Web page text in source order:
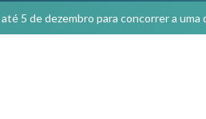
5 de dezembro para concorrer a uma